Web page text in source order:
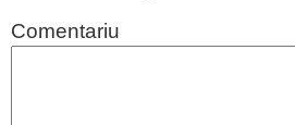
Comentariu